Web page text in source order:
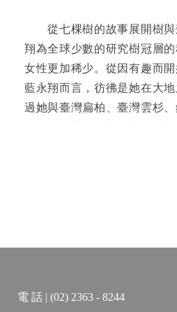
從七棵樹的故事展開樹與
翔為全球少數的研究樹冠層
女性更加稀少。從因有趣而
藍永翔而言，彷彿是她在大
過她與臺灣扁柏、臺灣雲杉
球更多巨木的等比例照拍攝計畫
電 話 | (02) 2363 - 8244